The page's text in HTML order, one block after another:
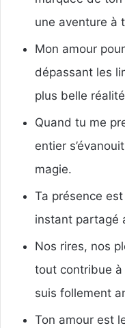
une aventure à
Mon amour
dépassant les
plus belle
Quand tu me
entier
magie.
Ta présence
instant partagé
Nos rires, nos
tout contribue
suis follement
Ton amour est